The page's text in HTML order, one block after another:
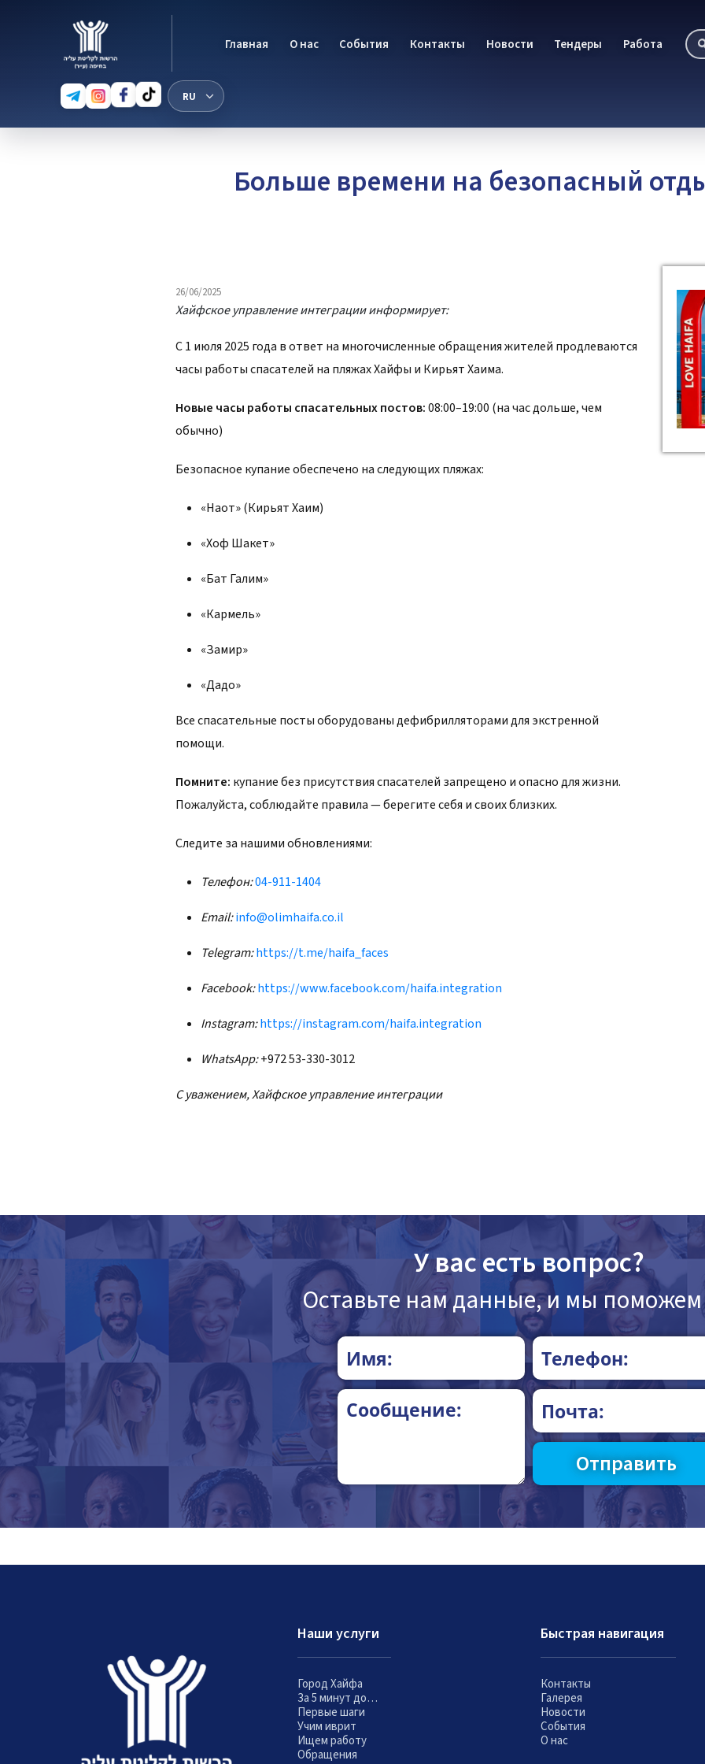
Главная О нас События Контакты Новости Тендеры Работа
Больше времени на безопасный
26/06/2025
Хайфское управление интеграции информирует:
С 1 июля 2025 года в ответ на многочисленные обращения жителей продлеваются
часы работы спасателей на пляжах Хайфы и Кирьят Хаима.
Новые часы работы спасательных постов:08:00–19:00 (на час дольше, чем
обычно)
Безопасное купание обеспечено на следующих пляжах:
«Наот» (Кирьят Хаим)
«Хоф Шакет»
«Бат Галим»
«Кармель»
«Замир»
«Дадо»
Все спасательные посты оборудованы дефибрилляторами для экстренной
помощи.
Помните: купание без присутствия спасателей запрещено и опасно для жизни.
Пожалуйста, соблюдайте правила — берегите себя и своих близких.
Следите за нашими обновлениями:
Телефон:04-911-1404
Email:info@olimhaifa.co.il
Telegram:https://t.me/haifa_faces
Facebook:https://www.facebook.com/haifa.integration
Instagram:https://instagram.com/haifa.integration
WhatsApp:+972 53-330-3012
С уважением, Хайфское управление интеграции
У вас есть вопрос?
Оставьте нам данные, и мы
Наши услуги
Город Хайфа
За 5 минут до…
Первые шаги
Учим иврит
Ищем работу
Обращения
Быстрая навигация
Контакты
Галерея
Новости
События
О нас